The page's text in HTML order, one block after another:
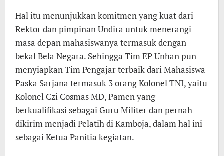
Hal itu menunjukkan komitmen yang kuat dari
Rektor dan pimpinan Undira untuk menerangi
masa depan mahasiswanya termasuk dengan
bekal Bela Negara. Sehingga Tim EP Unhan pun
menyiapkan Tim Pengajar terbaik dari Mahasiswa
Paska Sarjana termasuk 3 orang Kolonel TNI, yaitu
Kolonel Czi Cosmas MD, Pamen yang
berkualifikasi sebagai Guru Militer dan pernah
dikirim menjadi Pelatih di Kamboja, dalam hal ini
sebagai Ketua Panitia kegiatan.